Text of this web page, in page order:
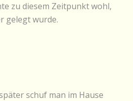
zu diesem Zeitpunkt wohl,
gelegt wurde.
schuf man im Hause